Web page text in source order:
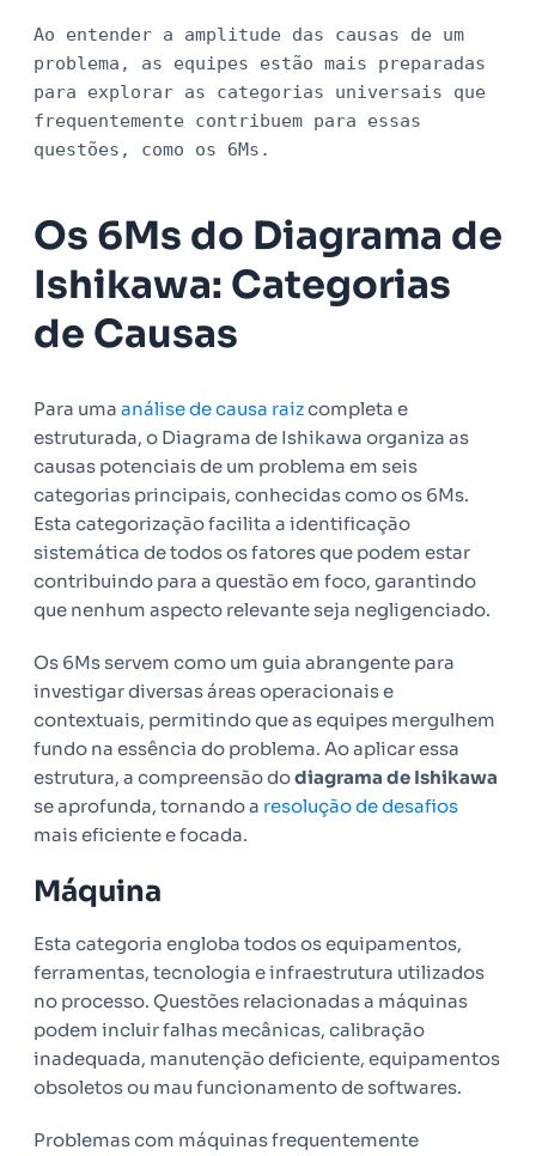
Ao entender a amplitude das causas de um
problema, as equipes estão mais preparadas
para explorar as categorias universais que
frequentemente contribuem para essas
questões, como os 6Ms.
Os 6Ms do Diagrama de
Ishikawa: Categorias
de Causas
Para uma análise de causa raizcompleta e
estruturada, o Diagrama de Ishikawa organiza as
causas potenciais de um problema em seis
categorias principais, conhecidas como os 6Ms.
Esta categorização facilita a identificação
sistemática de todos os fatores que podem estar
contribuindo para a questão em foco, garantindo
que nenhum aspecto relevante seja negligenciado.
Os 6Ms servem como um guia abrangente para
investigar diversas áreas operacionais e
contextuais, permitindo que as equipes mergulhem
fundo na essência do problema. Ao aplicar essa
estrutura, a compreensão dodiagrama de Ishikawa
se aprofunda, tornando a resolução de desafios
mais eficiente e focada.
Máquina
Esta categoria engloba todos os equipamentos,
ferramentas, tecnologia e infraestrutura utilizados
no processo. Questões relacionadas a máquinas
podem incluir falhas mecânicas, calibração
inadequada, manutenção deficiente, equipamentos
obsoletos ou mau funcionamento de softwares.
Problemas com máquinas frequentemente